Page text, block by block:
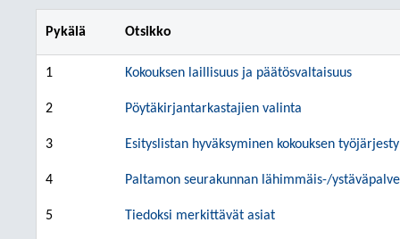
Pykälä Otsikko
1 Kokouksen laillisuus ja päätösvaltaisuus
2 Pöytäkirjantarkastajien valinta
3 Esityslistan hyväksyminen kokouksen
4 Paltamon seurakunnan lähimmäis-/
5 Tiedoksi merkittävät asiat